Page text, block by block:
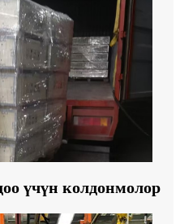
үчүн колдонмолор